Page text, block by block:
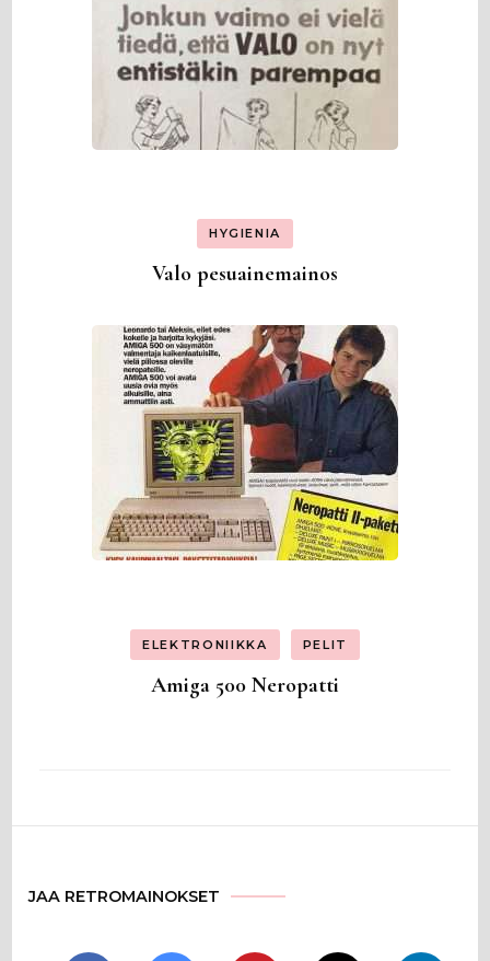
HYGIENIA
Valo pesuainemainos
ELEKTRONIIKKA PELIT
Amiga 500 Neropatti
JAA RETROMAINOKSET